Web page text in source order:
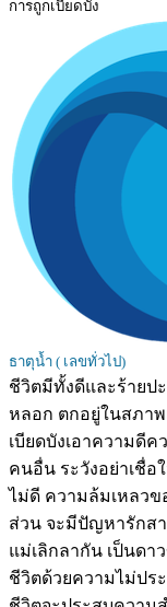
การถูกเบียดบัง
ธาตุน้ำ ( เลขทั่วไป)
ชีวิตมีทั้งดีและร้ายป
หลอก ตกอยู่ในสภาพ
เบียดบังเอาความดี
คนอื่น ระวังอย่าเชื่อ
ไม่ดี ความล้มเหลว
ส่วน จะมีปัญหารักส
แม่เลิกลากัน เป็นดา
ชีวิตด้วยความไม่ปร